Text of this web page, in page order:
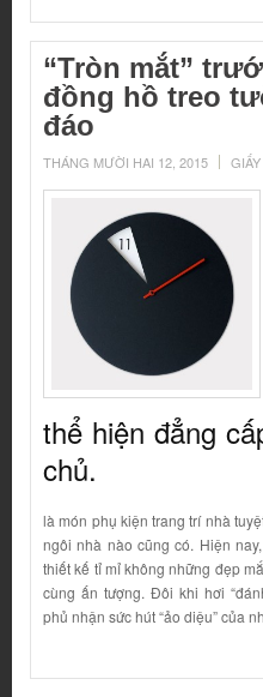
“Tròn mắt”
đồng hồ treo
đáo
THÁNG MƯỜI HAI 12, 2015
thể hiện đẳng
chủ.
là món phụ kiện trang trí nhà
ngôi nhà nào cũng có. Hiện
thiết kế tỉ mỉ không những đẹp
cùng ấn tượng. Đôi khi hơi
phủ nhận sức hút “ảo diệu” của